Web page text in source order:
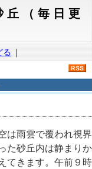
丘（毎日更
る ｜
は雨雲で覆われ視界
た砂丘内は静まりか
てきます。午前９時